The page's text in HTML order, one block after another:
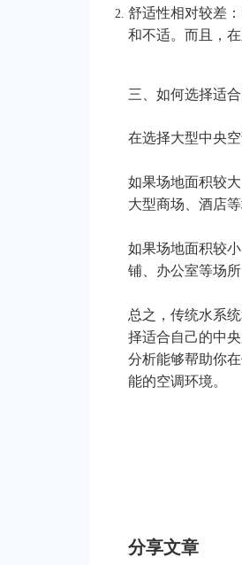
舒适性相对较差
和不适。而且，
三、如何选择适
在选择大型中央
如果场地面积较
大型商场、酒店
如果场地面积较
铺、办公室等场
总之，传统水系
择适合自己的中
分析能够帮助你
能的空调环境。
分享文章